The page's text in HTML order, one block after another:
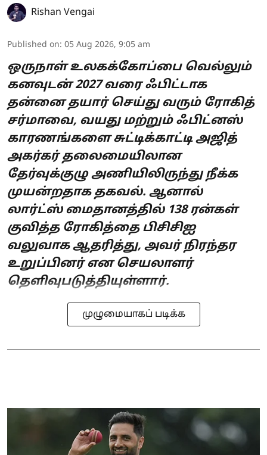
Rishan Vengai
Published on: 05 Aug 2026, 9:05 am
ஒருநாள் உலகக்கோப்பை வெல்லும்
கனவுடன் 2027 வரை ஃபிட்டாக
தன்னை தயார் செய்து வரும் ரோகித்
சர்மாவை, வயது மற்றும் ஃபிட்னஸ்
காரணங்களை சுட்டிக்காட்டி அஜித்
அகர்கர் தலைமையிலான
தேர்வுக்குழு அணியிலிருந்து நீக்க
முயன்றதாக தகவல். ஆனால்
லார்ட்ஸ் மைதானத்தில் 138 ரன்கள்
குவித்த ரோகித்தை பிசிசிஐ
வலுவாக ஆதரித்து, அவர் நிரந்தர
உறுப்பினர் என செயலாளர்
தெளிவுபடுத்தியுள்ளார்.
முழுமையாகப் படிக்க